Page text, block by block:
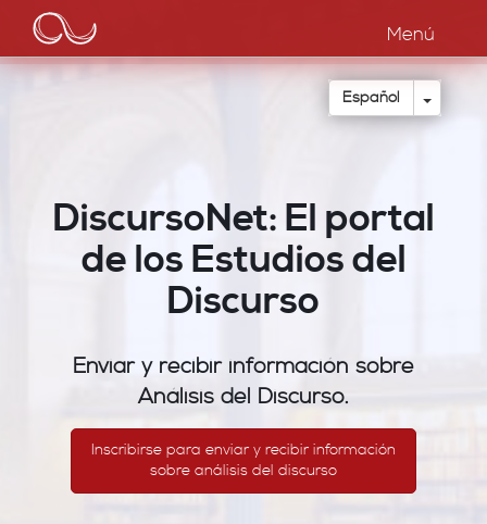
Pasar
contenido
principal
Main
navigation
Menú
Español Toggle
DiscursoNet: El portal
de los Estudios del
Discurso
Enviar y recibir información sobre
Análisis del Discurso.
Inscribirse para enviar y recibir información
sobre análisis del discurso